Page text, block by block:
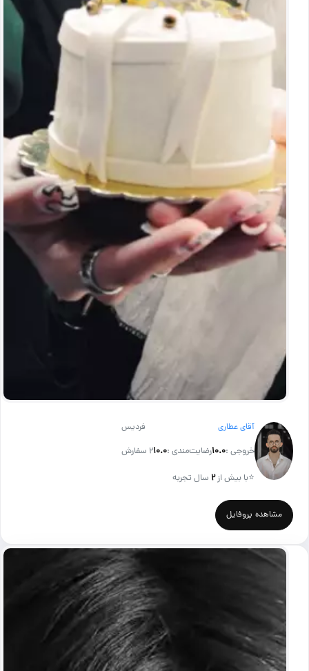
آقای عطاری فردیس
خروجی :۱۰.۰رضایت‌مندی :۱۰.۰2 سفارش
⭐با بیش از۲ سال تجربه
مشاهده پروفایل